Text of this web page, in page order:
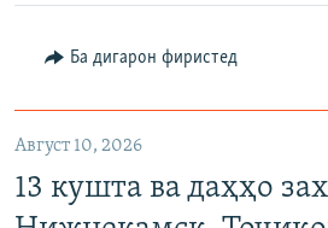
Ба дигарон фиристед
Август 10, 2026
13 кушта ва даҳҳо